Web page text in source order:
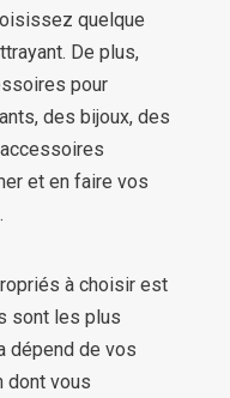
quelque
De plus,
pour
des bijoux, des
et en faire vos
à choisir est
sont les plus
dépend de vos
dont vous